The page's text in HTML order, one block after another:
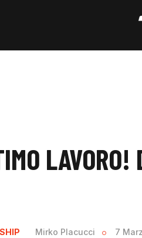
LAVORO!
Mirko Placucci 7